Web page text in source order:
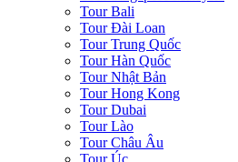
Tour Bali
Tour Đài Loan
Tour Trung Quốc
Tour Hàn Quốc
Tour Nhật Bản
Tour Hong Kong
Tour Dubai
Tour Lào
Tour Châu Âu
Tour Úc